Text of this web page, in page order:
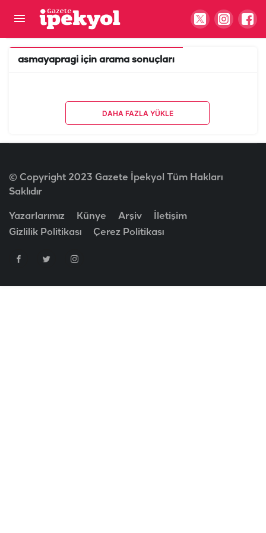
asmayapragi için arama sonuçları
DAHA FAZLA YÜKLE
© Copyright 2023 Gazete İpekyol Tüm Hakları
Saklıdır
Yazarlarımız Künye Arşiv
İletişim
Gizlilik Politikası
Çerez Politikası